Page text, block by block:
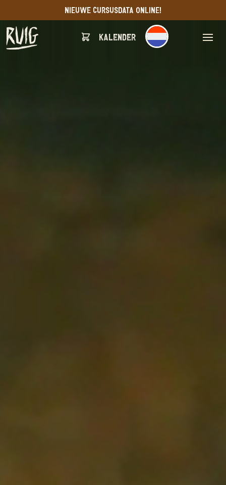
NIEUWE CURSUSDATA ONLINE!
Kalender